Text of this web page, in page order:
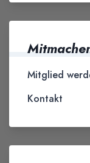
Mitglied
Kontakt